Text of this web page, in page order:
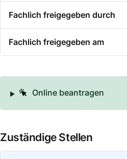
Fachlich freigegeben durch
Fachlich freigegeben am
Online beantragen
Zuständige Stellen